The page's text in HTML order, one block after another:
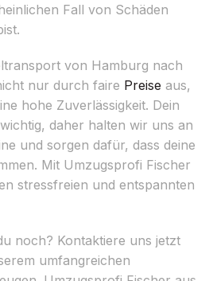
Fall von Schäden
von Hamburg nach
nur durch faire Preise aus,
hohe Zuverlässigkeit. Dein
daher halten wir uns an
und sorgen dafür, dass deine
Mit Umzugsprofi Fischer
stressfreien und entspannten
noch? Kontaktiere uns jetzt
umfangreichen